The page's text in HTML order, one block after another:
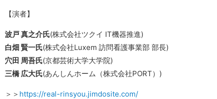
【演者】
波戸 真之介氏(株式会社ツクイ IT機器推進)
白畑 賢一氏(株式会社Luxem 訪問看護事業部 部長)
穴田 周吾氏(京都芸術大学大学院)
三橋 広大氏(あんしんホーム（株式会社PORT）)
＞＞ https://real-rinsyou.jimdosite.com/